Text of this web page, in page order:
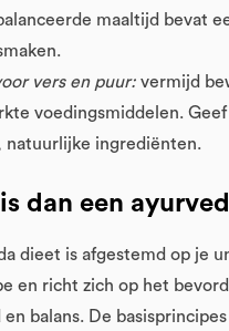
maaltijd bevat
vers en puur: vermijd
voedingsmiddelen.
natuurlijke ingrediënten.
dan een
dieet is afgestemd op je
en richt zich op het
balans. De